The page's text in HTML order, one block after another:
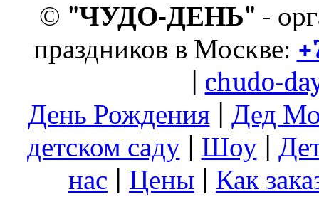
© "ЧУДО-ДЕНЬ" -
праздников в Москве:
chudo-
День Рождения| Дед
детском саду| Шоу|
нас
Цены Как